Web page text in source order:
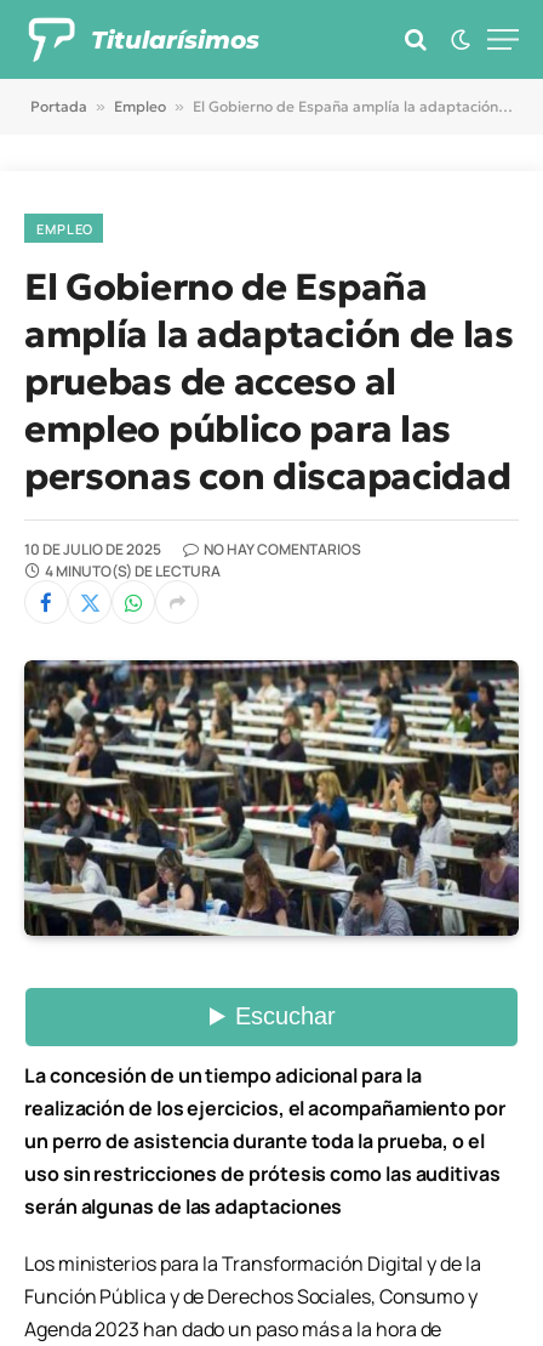
Titularísimos
Portada » Empleo » El Gobierno de España amplía la adaptación de las pruebas de acceso al empleo público para las personas con discapacidad
EMPLEO
El Gobierno de España
amplía la adaptación de las
pruebas de acceso al
empleo público para las
personas con discapacidad
10 DE JULIO DE 2025
NO HAY COMENTARIOS
4 MINUTO(S) DE LECTURA
La concesión de un tiempo adicional para la
realización de los ejercicios, el acompañamiento por
un perro de asistencia durante toda la prueba, o el
uso sin restricciones de prótesis como las auditivas
serán algunas de las adaptaciones
Los ministerios para la Transformación Digital y de la
Función Pública y de Derechos Sociales, Consumo y
Agenda 2023 han dado un paso más a la hora de